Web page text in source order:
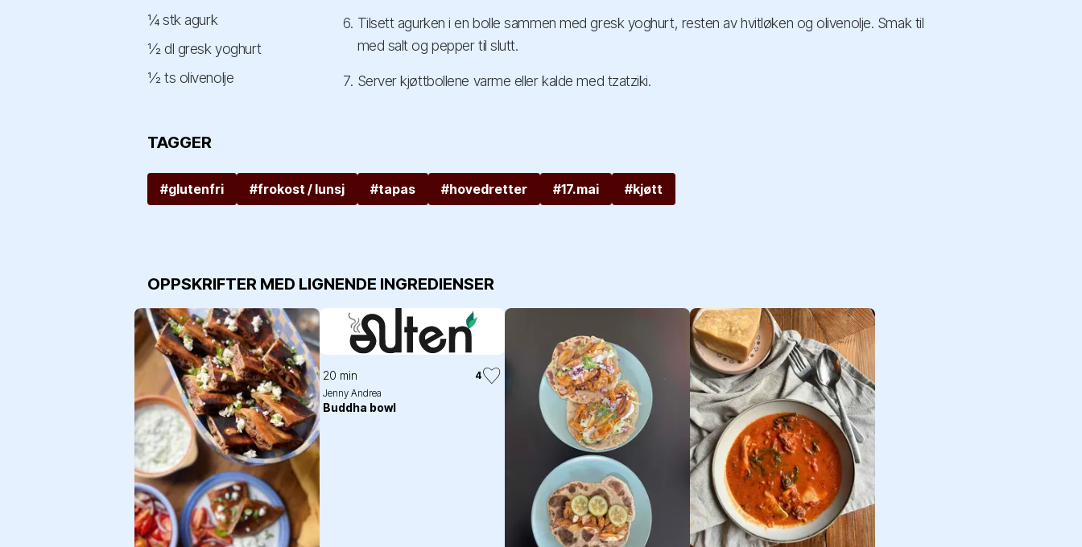
¼ stk agurk
½ dl gresk yoghurt
½ ts olivenolje
Tilsett agurken i en bolle sammen med gresk yoghurt, resten av hvitløken og olivenolje. Smak til
med salt og pepper til slutt.
Server kjøttbollene varme eller kalde med tzatziki.
TAGGER
#glutenfri #frokost / lunsj #tapas #hovedretter #17.mai #kjøtt
OPPSKRIFTER MED LIGNENDE INGREDIENSER
20 min
4
Jenny Andrea
Buddha bowl